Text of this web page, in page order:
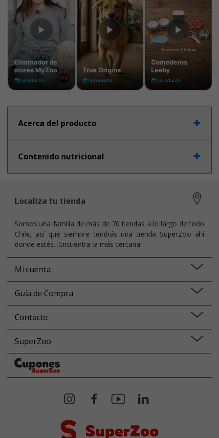
Acerca del producto
Contenido nutricional
Localiza tu tienda
Somos una familia de más de 70 tiendas a lo largo de todo
Chile, así que siempre tendrás una tienda SuperZoo ahí
donde estés. ¡Encuentra la más cercana!
Mi cuenta
Guía de Compra
Contacto
SuperZoo